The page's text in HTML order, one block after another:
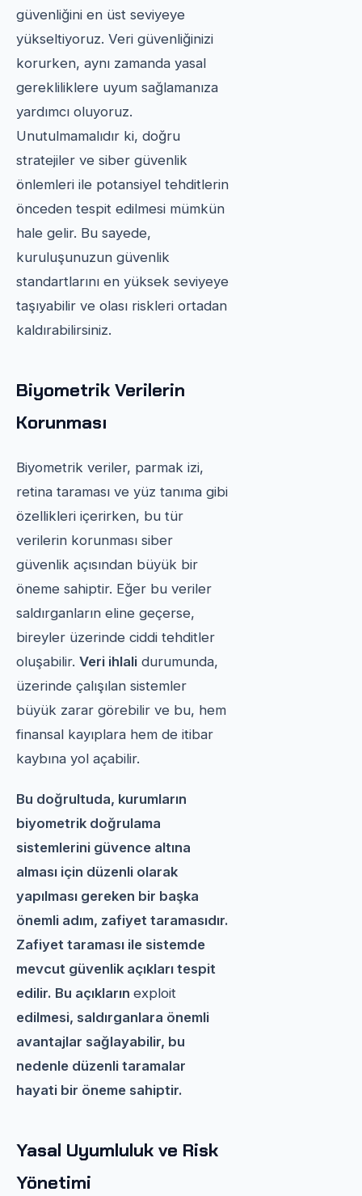
güvenliğini en üst seviyeye
yükseltiyoruz. Veri güvenliğinizi
korurken, aynı zamanda yasal
gerekliliklere uyum sağlamanıza
yardımcı oluyoruz.
Unutulmamalıdır ki, doğru
stratejiler ve siber güvenlik
önlemleri ile potansiyel tehditlerin
önceden tespit edilmesi mümkün
hale gelir. Bu sayede,
kuruluşunuzun güvenlik
standartlarını en yüksek seviyeye
taşıyabilir ve olası riskleri ortadan
kaldırabilirsiniz.
Biyometrik Verilerin
Korunması
Biyometrik veriler, parmak izi,
retina taraması ve yüz tanıma gibi
özellikleri içerirken, bu tür
verilerin korunması siber
güvenlik açısından büyük bir
öneme sahiptir. Eğer bu veriler
saldırganların eline geçerse,
bireyler üzerinde ciddi tehditler
oluşabilir. Veri ihlali durumunda,
üzerinde çalışılan sistemler
büyük zarar görebilir ve bu, hem
finansal kayıplara hem de itibar
kaybına yol açabilir.
Bu doğrultuda, kurumların
biyometrik doğrulama
sistemlerini güvence altına
alması için düzenli olarak
yapılması gereken bir başka
önemli adım, zafiyet taramasıdır.
Zafiyet taraması ile sistemde
mevcut güvenlik açıkları tespit
edilir. Bu açıkların exploit
edilmesi, saldırganlara önemli
avantajlar sağlayabilir, bu
nedenle düzenli taramalar
hayati bir öneme sahiptir.
Yasal Uyumluluk ve Risk
Yönetimi